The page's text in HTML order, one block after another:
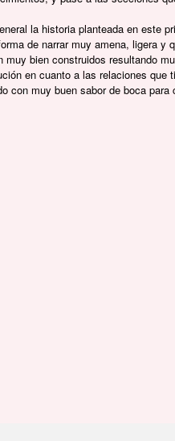
la historia planteada en este
de narrar muy amena, ligera y
muy bien construidos resultando
en cuanto a las relaciones que
con muy buen sabor de boca para